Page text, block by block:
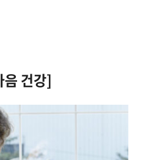
건강]